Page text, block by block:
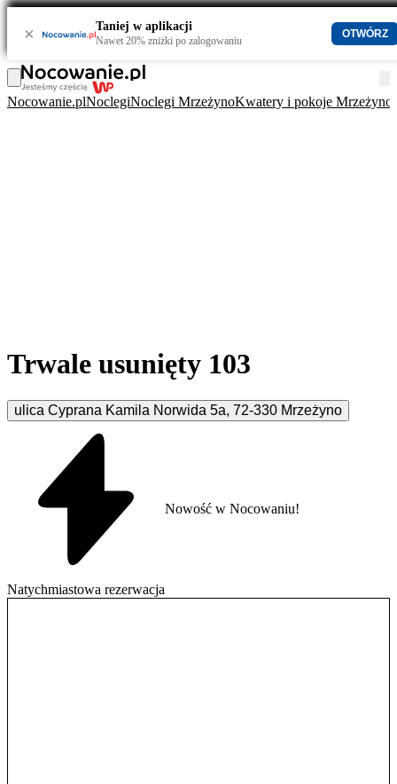
× Taniej w aplikacji
Nawet 20% zniżki po zalogowaniu
OTWÓRZ
Nocowanie.plNoclegiNoclegi MrzeżynoKwatery i pokoje Mrzeżyno
Trwale usunięty 103
ulica Cyprana Kamila Norwida 5a, 72-330 Mrzeżyno
Natychmiastowa rezerwacja
Nowość w Nocowaniu!